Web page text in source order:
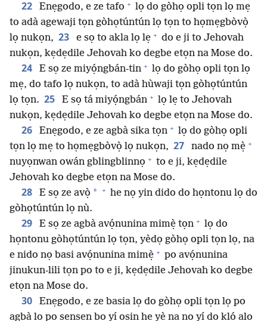
22 Enẹgodo, e ze tafo + lọ do gòhọ opli tọn lọ mẹ
to adà agewaji tọn gòhọtúntún lọ tọn to họmẹgbòvọ̀
lọ nukọn, 23 e sọ to akla lọ lẹ + do e ji to Jehovah
nukọn, kẹdẹdile Jehovah ko degbe etọn na Mose do.
24 E sọ ze miyọ́ngbán-tin + lọ do gòhọ opli tọn lọ
mẹ, do tafo lọ nukọn, to adà hùwaji tọn gòhọtúntún
lọ tọn. 25 E sọ tá miyọ́ngbán + lọ lẹ to Jehovah
nukọn, kẹdẹdile Jehovah ko degbe etọn na Mose do.
26 Enẹgodo, e ze agbà sika tọn + lọ do gòhọ opli
tọn lọ mẹ to họmẹgbòvọ̀ lọ nukọn, 27 nado nọ mẹ̀ +
nuyọnwan owán gblingblinnọ + to e ji, kẹdẹdile
Jehovah ko degbe etọn na Mose do.
28 E sọ ze avọ̀ * + he nọ yin dido do họntonu lọ do
gòhọtúntún lọ nù.
29 E sọ ze agbà avọ́nunina mimẹ̀ tọn + lọ do
họntonu gòhọtúntún lọ tọn, yèdọ gòhọ opli tọn lọ, na
e nido nọ basi avọ́nunina mimẹ̀ + po avọ́nunina
jinukun-lili tọn po to e ji, kẹdẹdile Jehovah ko degbe
etọn na Mose do.
30
Enẹgodo, e ze basia lọ do gòhọ opli tọn lọ po
agbà lọ po ṣẹnṣẹn bo yí osin he yè na nọ yí do klọ́ alọ